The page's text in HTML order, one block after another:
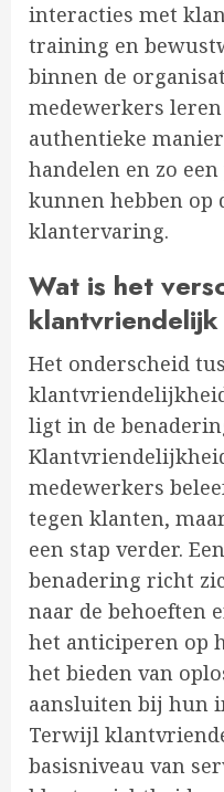
interacties met
training en
binnen de
medewerkers leren
authentieke
handelen en zo
kunnen hebben op
klantervaring.
Wat is het
Het onderscheid
ligt in de
medewerkers
tegen klanten,
een stap verder.
benadering richt
naar de behoeften
het anticiperen op
het bieden van
aansluiten bij hun
Terwijl
basisniveau van